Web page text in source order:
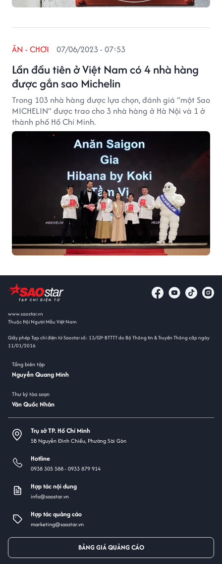
Lần đầu tiên ở Việt Nam có 4 nhà hàng
được gắn sao Michelin
ĂN - CHƠI 07/06/2023 - 07:53
Trong 103 nhà hàng được lựa chọn, đánh giá “một Sao
MICHELIN” được trao cho 3 nhà hàng ở Hà Nội và 1 ở
thành phố Hồ Chí Minh.
www.saostar.vn
Thuộc Hội Người Mẫu Việt Nam
Giấy phép Tạp chí điện tử Saostar số: 13/GP-BTTTT do Bộ Thông tin & Truyền Thông cấp ngày
11/01/2016
Tổng biên tập
Nguyễn Quang Minh
Thư ký tòa soạn
Văn Quốc Nhân
Trụ sở TP. Hồ Chí Minh
5B Nguyễn Đình Chiểu, Phường Sài Gòn
Hotline
0938 305 588 -0933 879 914
Hợp tác nội dung
info@saostar.vn
Hợp tác quảng cáo
marketing@saostar.vn
BẢNG GIÁ QUẢNG CÁO